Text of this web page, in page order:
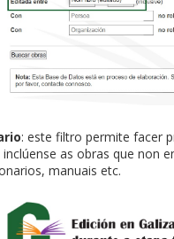
: este filtro permite facer
as obras que non
manuais etc.